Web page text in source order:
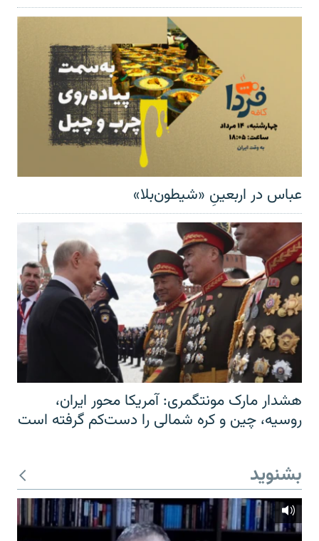
عباس در اربعینِ «شیطون‌بلا»
هشدار مارک مونتگمری: آمریکا محور ایران،
روسیه، چین و کره شمالی را دست‌کم گرفته است
بشنوید